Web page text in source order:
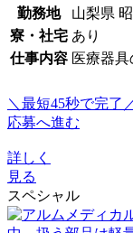
勤務地
山梨県
寮・社宅 あり
仕事内容 医療器
＼最短45秒で完了
応募へ進む
詳しく
見る
スペシャル